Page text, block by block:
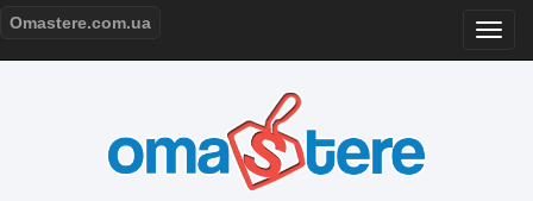
Omastere.com.ua